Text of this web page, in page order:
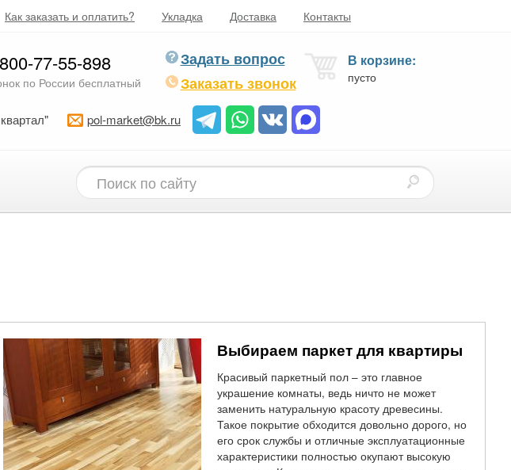
Как заказать и оплатить? Укладка Доставка Контакты
77-55-898
по России бесплатный
Задать вопрос
Заказать звонок
В корзине:
пусто
pol-market@bk.ru
Выбираем паркет для квартиры
Красивый паркетный пол – это главное
украшение комнаты, ведь ничто не может
заменить натуральную красоту древесины.
Такое покрытие обходится довольно дорого, но
его срок службы и отличные эксплуатационные
характеристики полностью окупают высокую